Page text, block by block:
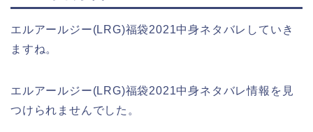
エルアールジー(LRG)福袋2021中身ネタバレしていき
ますね。
エルアールジー(LRG)福袋2021中身ネタバレ情報を見
つけられませんでした。